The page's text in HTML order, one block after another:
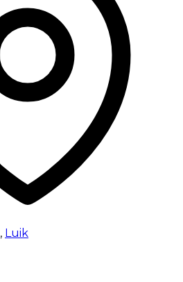
, Luik